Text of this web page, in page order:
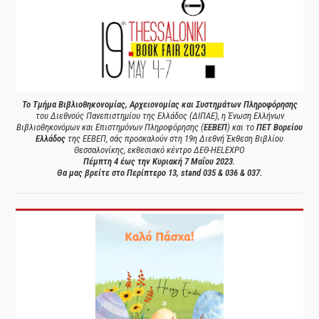
Το Τμήμα Βιβλιοθηκονομίας, Αρχειονομίας και Συστημάτων Πληροφόρησης
του Διεθνούς Πανεπιστημίου της Ελλάδος (ΔΙΠΑΕ), η Ένωση Ελλήνων
Βιβλιοθηκονόμων και Επιστημόνων Πληροφόρησης (ΕΕΒΕΠ) και το ΠΕΤ Βορείου
Ελλάδος της ΕΕΒΕΠ, σάς προσκαλούν στη 19η Διεθνή Έκθεση Βιβλίου
Θεσσαλονίκης, εκθεσιακό κέντρο ΔΕΘ-HELEXPO
Πέμπτη 4 έως την Κυριακή 7 Μαΐου 2023.
Θα μας βρείτε στο Περίπτερο 13, stand 035 & 036 & 037.